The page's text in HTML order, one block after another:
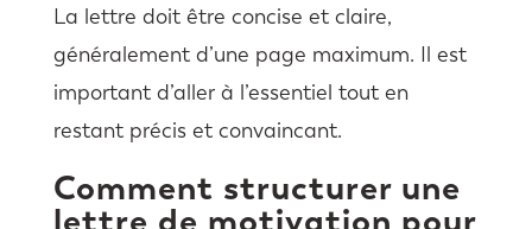
La lettre doit être concise et claire,
généralement d’une page maximum. Il est
important d’aller à l’essentiel tout en
restant précis et convaincant.
Comment structurer une